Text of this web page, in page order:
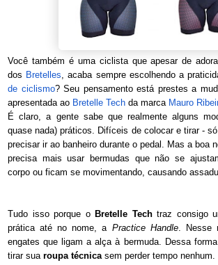
Você também é uma ciclista que apesar de
dos Bretelles, acaba sempre escolhendo a
de ciclismo? Seu pensamento está prestes a
apresentada ao Bretelle Tech da marca Mauro
É claro, a gente sabe que realmente alguns
quase nada) práticos. Difíceis de colocar e tirar -
precisar ir ao banheiro durante o pedal. Mas a boa
precisa mais usar bermudas que não se
corpo ou ficam se movimentando, causando
Tudo isso porque o Bretelle Techtraz consigo
prática até no nome, a Practice Handle. Nesse
engates que ligam a alça à bermuda. Dessa
tirar sua roupa técnicasem perder tempo nenhum.